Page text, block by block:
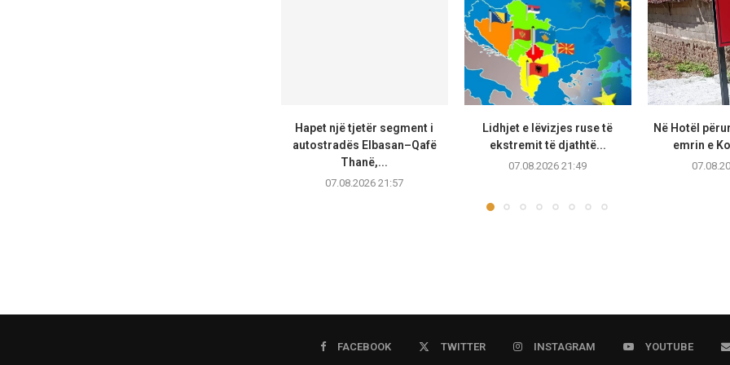
Hapet një tjetër segment i
autostradës Elbasan–Qafë
Thanë,...
07.08.2026 21:57
Lidhjet e lëvizjes ruse të
ekstremit të djathtë...
07.08.2026 21:49
Në Hotël
emrin e
FACEBOOK TWITTER INSTAGRAM YOUTUBE